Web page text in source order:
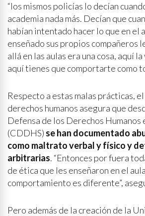
“los mismos policías lo decían
academia nada más. Decían que
habían intentado hacer lo que en el
enseñado sus propios compañeros
allá en las aulas era una cosa, aquí
aquí tienes que comportarte como
Respecto a estas malas prácticas,
derechos humanos asegura que
Defensa de los Derechos Humanos
(CDDHS) se han documentado
como maltrato verbal y físico y
arbitrarias. “Entonces por fuera
de ética que les enseñaron en el
comportamiento es diferente”,
Pero además de la creación de la